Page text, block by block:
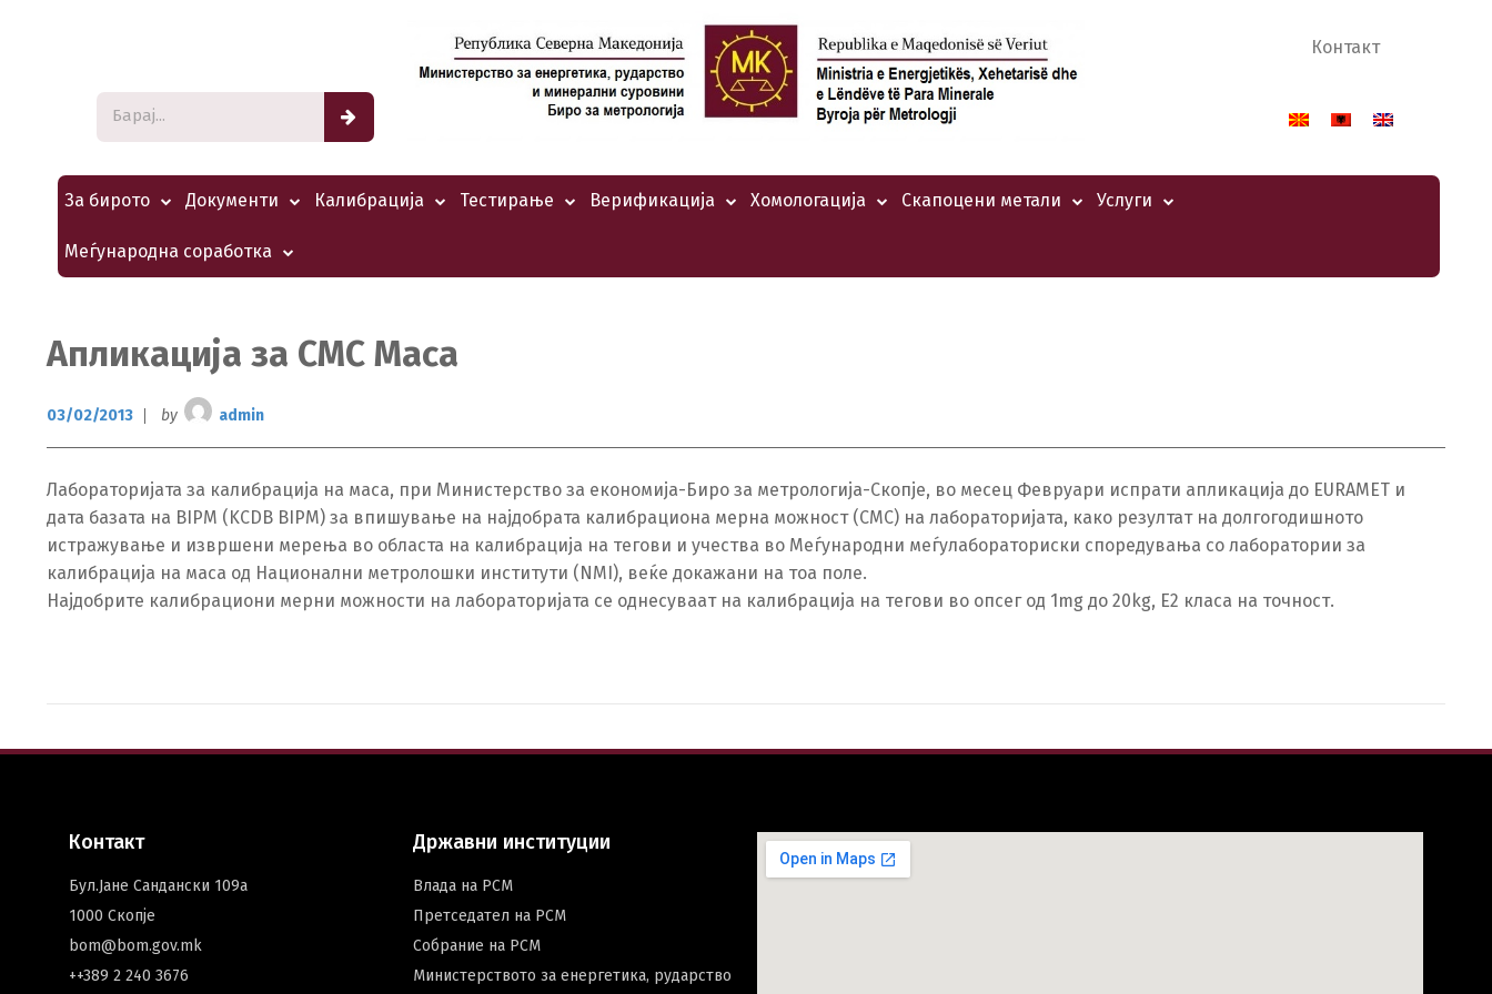
Контакт
За бирото Документи Калибрација Тестирање Верификација Хомологација Скапоцени метали Услуги
Меѓународна соработка
Апликација за CMC Маса
03/02/2013 by admin
Лабораторијата за калибрација на маса, при Министерство за економија-Биро за метрологија-Скопје, во месец Февруари испрати апликација до EURAMET и
дата базата на BIPM (KCDB BIPM) за впишување на најдобрата калибрациона мерна можност (CMC) на лабораторијата, како резултат на долгогодишното
истражување и извршени мерења во областа на калибрација на тегови и учества во Меѓународни меѓулабораториски споредувања со лаборатории за
калибрација на маса од Национални метролошки институти (NMI), веќе докажани на тоа поле.
Најдобрите калибрациони мерни можности на лабораторијата се однесуваат на калибрација на тегови во опсег од 1mg до 20kg, E2 класа на точност.
Контакт
Бул.Јане Сандански 109а
1000 Скопје
bom@bom.gov.mk
++389 2 240 3676
Државни институции
Влада на РСМ
Претседател на РСМ
Собрание на РСМ
Министерството за енергетика, рударство
македонски Albanian English